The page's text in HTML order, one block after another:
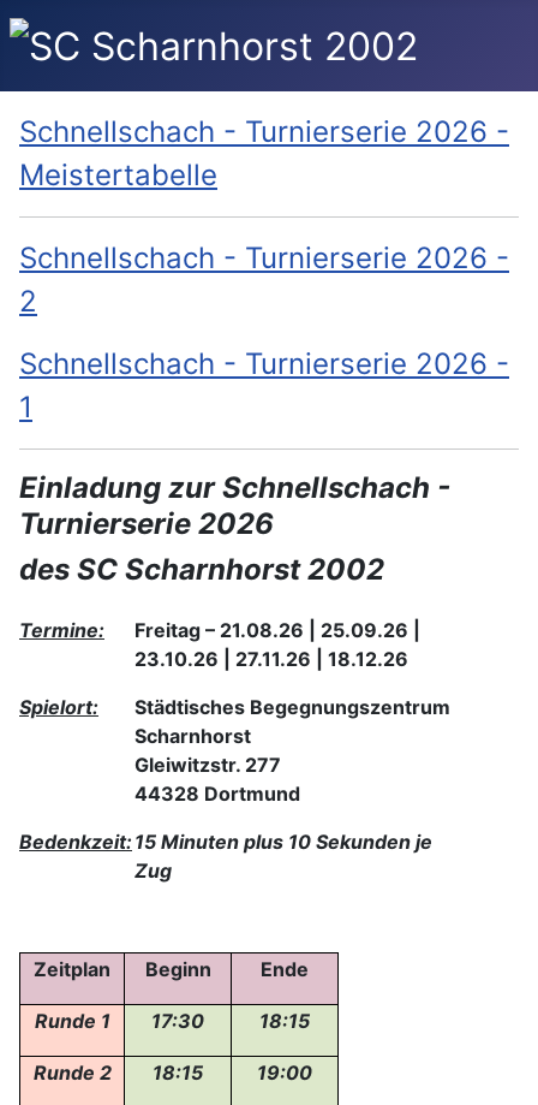
Schnellschach - Turnierserie 2026 -
Meistertabelle
Schnellschach - Turnierserie 2026 -
2
Schnellschach - Turnierserie 2026 -
1
Einladung zurSchnellschach -
Turnierserie 2026
des SC Scharnhorst 2002
Termine: Freitag – 21.08.26 | 25.09.26 |
23.10.26 | 27.11.26 | 18.12.26
Spielort:
Städtisches Begegnungszentrum
Scharnhorst
Gleiwitzstr. 277
44328 Dortmund
Bedenkzeit:15 Minuten plus 10 Sekunden je
Zug
Zeitplan Beginn Ende
Runde 1 17:30 18:15
Runde 2 18:15 19:00